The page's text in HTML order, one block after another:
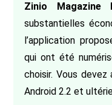
Zinio Magazine
substantielles
l’application
qui ont été
choisir. Vous devez
Android 2.2 et